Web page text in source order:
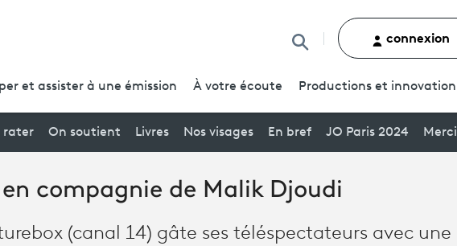
Rechercher un contenu
connexion
et assister à une émission À votre écoute Productions et innovation
rater On soutient Livres Nos visages En bref JO Paris 2024 Merci
compagnie de Malik Djoudi
(canal 14) gâte ses téléspectateurs avec une